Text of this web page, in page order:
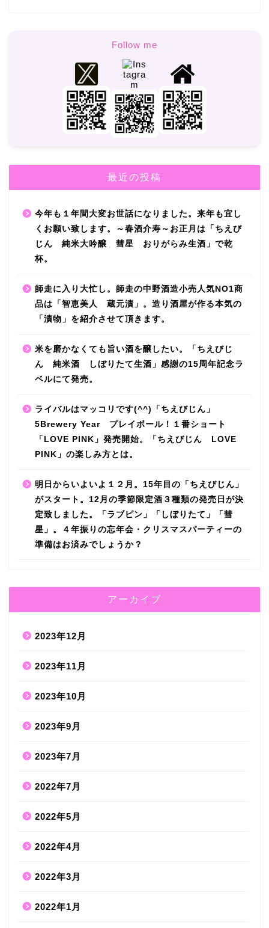
Follow me
最近の投稿
今年も１年間大変お世話になりました。来年も宜し
くお願い致します。～春酒介寿～お正月は「ちえび
じん 純米大吟醸 彗星 おりがらみ生酒」で乾
杯。
師走に入り大忙し。師走の中野酒造小売人気NO1商
品は「智恵美人 蔵元漬」。造り酒屋が作る本気の
「漬物」を紹介させて頂きます。
米を磨かなくても旨い酒を醸したい。「ちえびじ
ん 純米酒 しぼりたて生酒」感謝の15周年記念ラ
ベルにて発売。
ライバルはマッコリです(^^)「ちえびじん」
5Brewery Year プレイボール！１番ショート
「LOVE PINK」発売開始。「ちえびじん LOVE
PINK」の楽しみ方とは。
明日からいよいよ１２月。15年目の「ちえびじん」
がスタート。12月の季節限定酒３種類の発売日が決
定致しました。「ラブピン」「しぼりたて」「彗
星」。４年振りの忘年会・クリスマスパーティーの
準備はお済みでしょうか？
アーカイブ
2023年12月
2023年11月
2023年10月
2023年9月
2023年7月
2022年7月
2022年5月
2022年4月
2022年3月
2022年1月